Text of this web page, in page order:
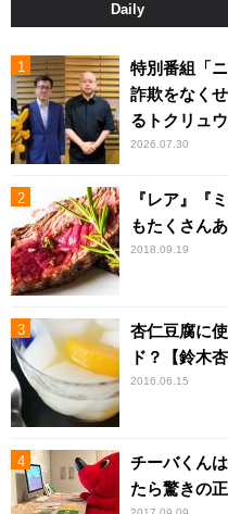
Daily
特別番組「
詐欺をなく
るトクリュ
2026.07.30
『レア』『
もたくさん
2018.09.19
杏仁豆腐に
ド？【鈴木
2016.06.15
チーバくん
たら驚きの